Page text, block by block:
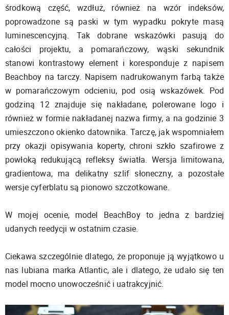
środkową część, wzdłuż, również na wzór indeksów,
poprowadzone są paski w tym wypadku pokryte masą
luminescencyjną. Tak dobrane wskazówki pasują do
całości projektu, a pomarańczowy, wąski sekundnik
stanowi kontrastowy element i koresponduje z napisem
Beachboy na tarczy. Napisem nadrukowanym farbą także
w pomarańczowym odcieniu, pod osią wskazówek. Pod
godziną 12 znajduje się nakładane, polerowane logo i
również w formie nakładanej nazwa firmy, a na godzinie 3
umieszczono okienko datownika. Tarczę, jak wspomniałem
przy okazji opisywania koperty, chroni szkło szafirowe z
powłoką redukującą refleksy światła. Wersja limitowana,
gradientowa, ma delikatny szlif słoneczny, a pozostałe
wersje cyferblatu są pionowo szczotkowane.
W mojej ocenie, model BeachBoy to jedna z bardziej
udanych reedycji w ostatnim czasie.
Ciekawa szczególnie dlatego, że proponuje ją wyjątkowo u
nas lubiana marka Atlantic, ale i dlatego, że udało się ten
model mocno unowocześnić i uatrakcyjnić.